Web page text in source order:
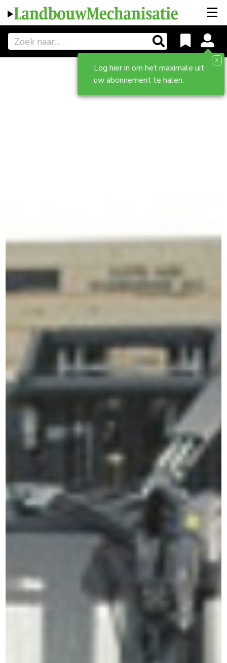
Log hier in om het maximale uit
uw abonnement te halen.
X